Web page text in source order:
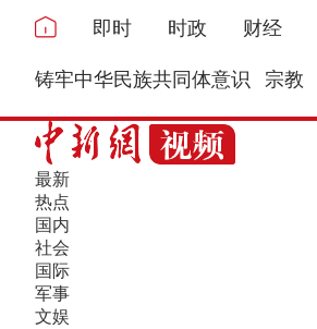
即时 时政 财经
铸牢中华民族共同体意识 宗教
最新
热点
国内
社会
国际
军事
文娱